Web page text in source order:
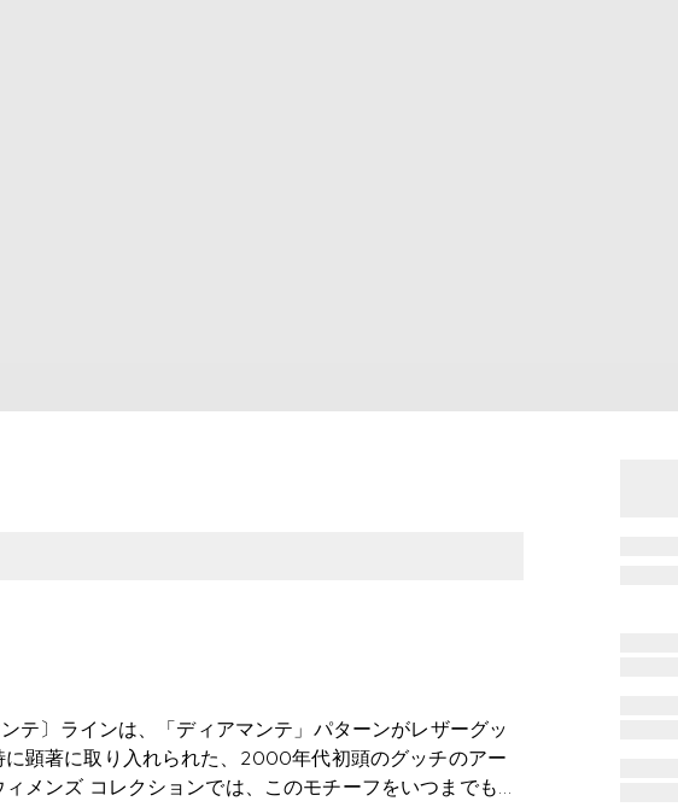
テ〕ラインは、「ディアマンテ」パターンがレザーグッ
顕著に取り入れられた、2000年代初頭のグッチのアー
メンズ コレクションでは、このモチーフをいつまでも色